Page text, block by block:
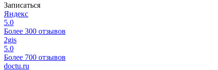
Записаться
Яндекс
5.0
Более 300 отзывов
2gis
5.0
Более 700 отзывов
doctu.ru